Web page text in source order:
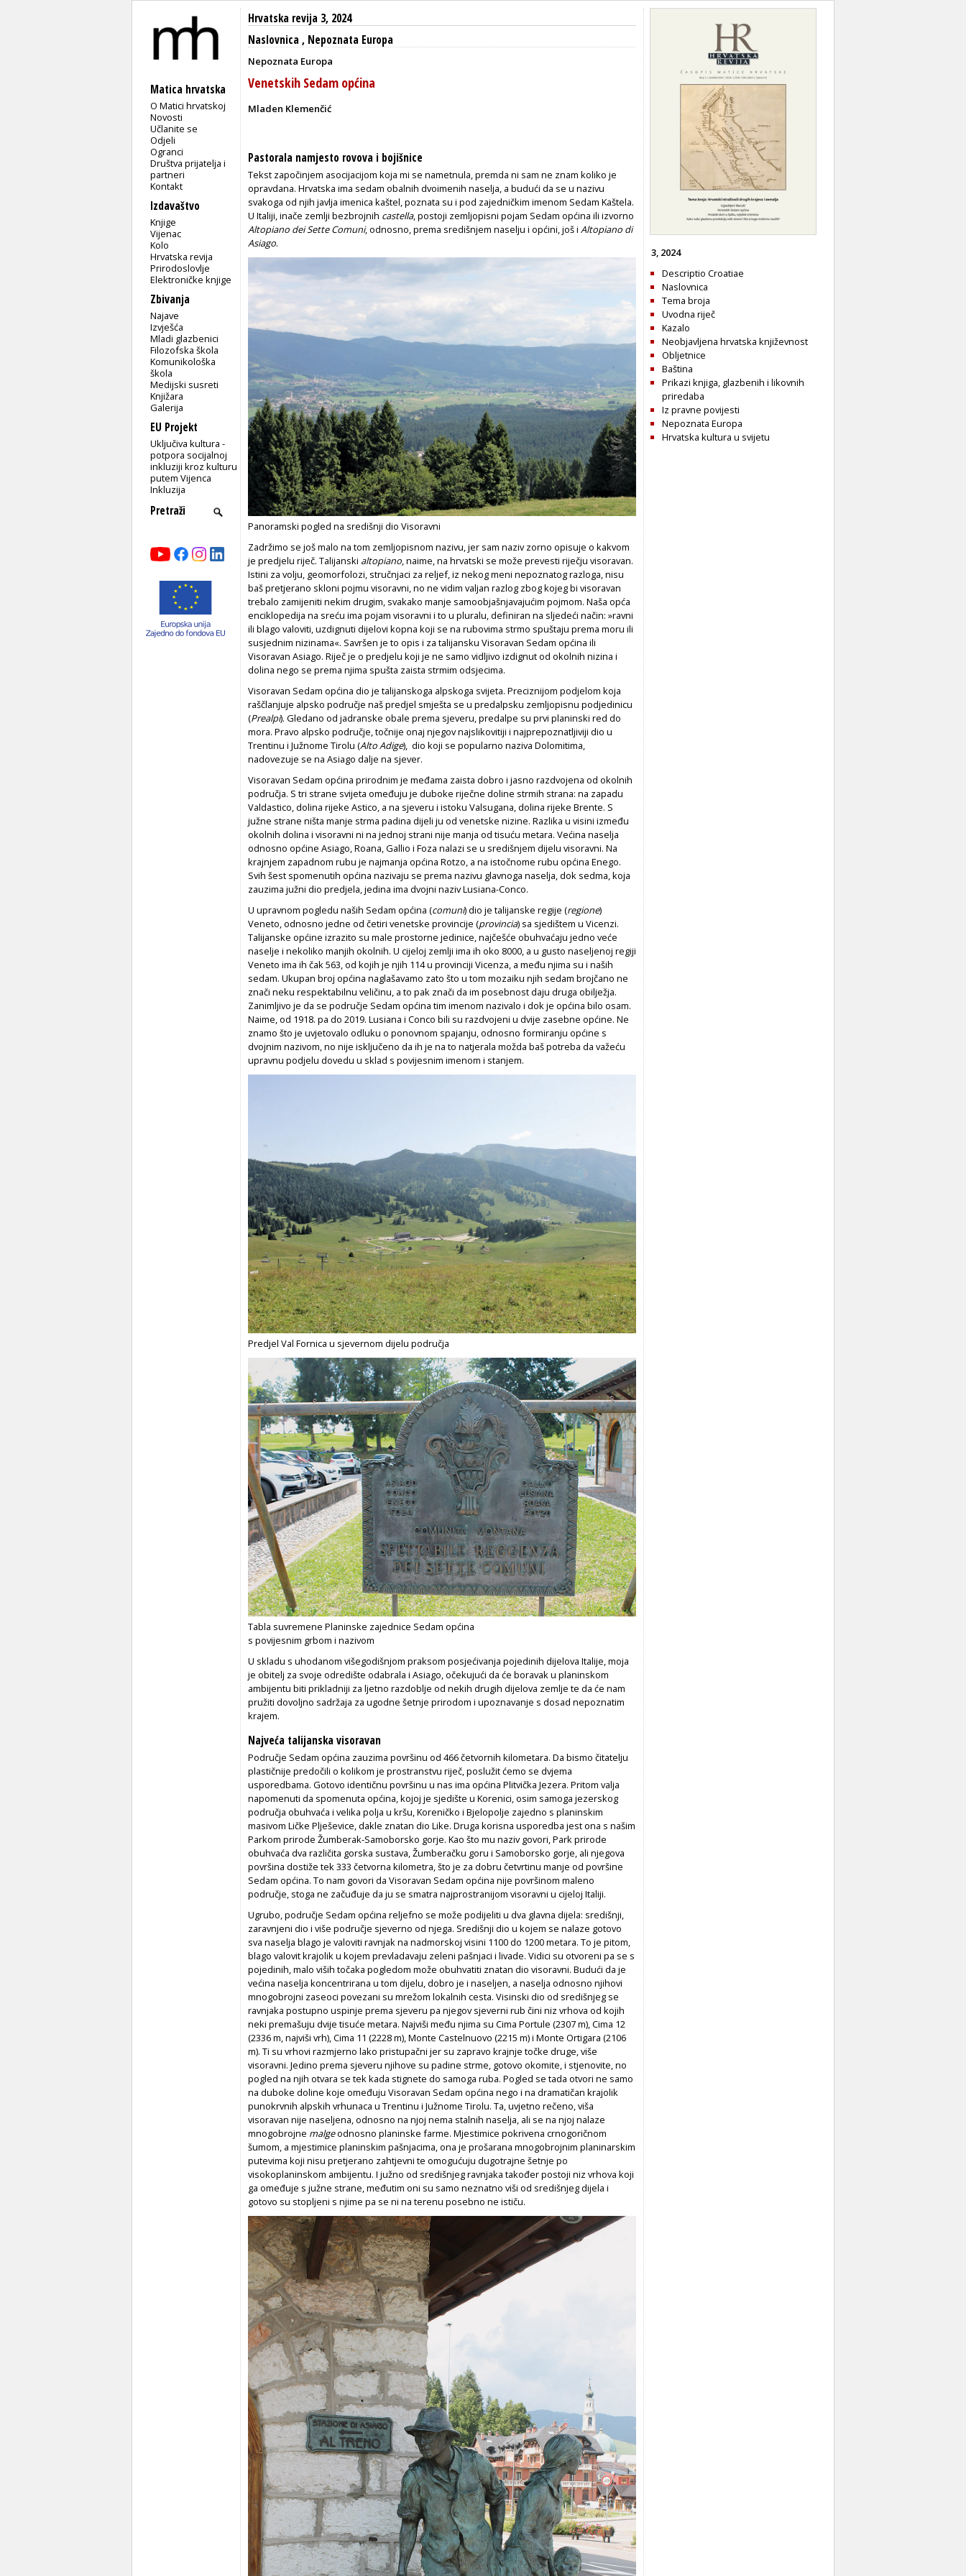
Matica hrvatska
O Matici hrvatskoj
Novosti
Učlanite se
Odjeli
Ogranci
Društva prijatelja i
partneri
Kontakt
Izdavaštvo
Knjige
Vijenac
Kolo
Hrvatska revija
Prirodoslovlje
Elektroničke knjige
Zbivanja
Najave
Izvješća
Mladi glazbenici
Filozofska škola
Komunikološka
škola
Medijski susreti
Knjižara
Galerija
EU Projekt
Uključiva kultura -
potpora socijalnoj
inkluziji kroz kulturu
putem Vijenca
Inkluzija
Hrvatska revija 3, 2024
Naslovnica , Nepoznata Europa
Nepoznata Europa
Venetskih Sedam općina
Mladen Klemenčić
Pastorala namjesto rovova i bojišnice
Tekst započinjem asocijacijom koja mi se nametnula, premda ni sam ne znam koliko je
opravdana. Hrvatska ima sedam obalnih dvoimenih naselja, a budući da se u nazivu
svakoga od njih javlja imenica kaštel, poznata su i pod zajedničkim imenom Sedam Kaštela.
U Italiji, inače zemlji bezbrojnih castella, postoji zemljopisni pojam Sedam općina ili izvorno
Altopiano dei Sette Comuni, odnosno, prema središnjem naselju i općini, još i Altopiano di
Asiago.
Panoramski pogled na središnji dio Visoravni
Zadržimo se još malo na tom zemljopisnom nazivu, jer sam naziv zorno opisuje o kakvom
je predjelu riječ. Talijanski altopiano , naime, na hrvatski se može prevesti riječju visoravan.
Istini za volju, geomorfolozi, stručnjaci za reljef, iz nekog meni nepoznatog razloga, nisu
baš pretjerano skloni pojmu visoravni, no ne vidim valjan razlog zbog kojeg bi visoravan
trebalo zamijeniti nekim drugim, svakako manje samoobjašnjavajućim pojmom. Naša opća
enciklopedija na sreću ima pojam visoravni i to u pluralu, definiran na sljedeći način: »ravni
ili blago valoviti, uzdignuti dijelovi kopna koji se na rubovima strmo spuštaju prema moru ili
susjednim nizinama«. Savršen je to opis i za talijansku Visoravan Sedam općina ili
Visoravan Asiago. Riječ je o predjelu koji je ne samo vidljivo izdignut od okolnih nizina i
dolina nego se prema njima spušta zaista strmim odsjecima.
Visoravan Sedam općina dio je talijanskoga alpskoga svijeta. Preciznijom podjelom koja
raščlanjuje alpsko područje naš predjel smješta se u predalpsku zemljopisnu podjedinicu
(Prealpi). Gledano od jadranske obale prema sjeveru, predalpe su prvi planinski red do
mora. Pravo alpsko područje, točnije onaj njegov najslikovitiji i najprepoznatljiviji dio u
Trentinu i Južnome Tirolu (Alto Adige), dio koji se popularno naziva Dolomitima,
nadovezuje se na Asiago dalje na sjever.
Visoravan Sedam općina prirodnim je međama zaista dobro i jasno razdvojena od okolnih
područja. S tri strane svijeta omeđuju je duboke riječne doline strmih strana: na zapadu
Valdastico, dolina rijeke Astico, a na sjeveru i istoku Valsugana, dolina rijeke Brente. S
južne strane ništa manje strma padina dijeli ju od venetske nizine. Razlika u visini između
okolnih dolina i visoravni ni na jednoj strani nije manja od tisuću metara. Većina naselja
odnosno općine Asiago, Roana, Gallio i Foza nalazi se u središnjem dijelu visoravni. Na
krajnjem zapadnom rubu je najmanja općina Rotzo, a na istočnome rubu općina Enego.
Svih šest spomenutih općina nazivaju se prema nazivu glavnoga naselja, dok sedma, koja
zauzima južni dio predjela, jedina ima dvojni naziv Lusiana-Conco.
U upravnom pogledu naših Sedam općina (comuni) dio je talijanske regije (regione)
Veneto, odnosno jedne od četiri venetske provincije (provincia) sa sjedištem u Vicenzi.
Talijanske općine izrazito su male prostorne jedinice, najčešće obuhvaćaju jedno veće
naselje i nekoliko manjih okolnih. U cijeloj zemlji ima ih oko 8000, a u gusto naseljenoj regiji
Veneto ima ih čak 563, od kojih je njih 114 u provinciji Vicenza, a među njima su i naših
sedam. Ukupan broj općina naglašavamo zato što u tom mozaiku njih sedam brojčano ne
znači neku respektabilnu veličinu, a to pak znači da im posebnost daju druga obilježja.
Zanimljivo je da se područje Sedam općina tim imenom nazivalo i dok je općina bilo osam.
Naime, od 1918. pa do 2019. Lusiana i Conco bili su razdvojeni u dvije zasebne općine. Ne
znamo što je uvjetovalo odluku o ponovnom spajanju, odnosno formiranju općine s
dvojnim nazivom, no nije isključeno da ih je na to natjerala možda baš potreba da važeću
upravnu podjelu dovedu u sklad s povijesnim imenom i stanjem.
Predjel Val Fornica u sjevernom dijelu područja
Tabla suvremene Planinske zajednice Sedam općina
s povijesnim grbom i nazivom
U skladu s uhodanom višegodišnjom praksom posjećivanja pojedinih dijelova Italije, moja
je obitelj za svoje odredište odabrala i Asiago, očekujući da će boravak u planinskom
ambijentu biti prikladniji za ljetno razdoblje od nekih drugih dijelova zemlje te da će nam
pružiti dovoljno sadržaja za ugodne šetnje prirodom i upoznavanje s dosad nepoznatim
krajem.
Najveća talijanska visoravan
Područje Sedam općina zauzima površinu od 466 četvornih kilometara. Da bismo čitatelju
plastičnije predočili o kolikom je prostranstvu riječ, poslužit ćemo se dvjema
usporedbama. Gotovo identičnu površinu u nas ima općina Plitvička Jezera. Pritom valja
napomenuti da spomenuta općina, kojoj je sjedište u Korenici, osim samoga jezerskog
područja obuhvaća i velika polja u kršu, Koreničko i Bjelopolje zajedno s planinskim
masivom Ličke Plješevice, dakle znatan dio Like. Druga korisna usporedba jest ona s našim
Parkom prirode Žumberak-Samoborsko gorje. Kao što mu naziv govori, Park prirode
obuhvaća dva različita gorska sustava, Žumberačku goru i Samoborsko gorje, ali njegova
površina dostiže tek 333 četvorna kilometra, što je za dobru četvrtinu manje od površine
Sedam općina. To nam govori da Visoravan Sedam općina nije površinom maleno
područje, stoga ne začuđuje da ju se smatra najprostranijom visoravni u cijeloj Italiji.
Ugrubo, područje Sedam općina reljefno se može podijeliti u dva glavna dijela: središnji,
zaravnjeni dio i više područje sjeverno od njega. Središnji dio u kojem se nalaze gotovo
sva naselja blago je valoviti ravnjak na nadmorskoj visini 1100 do 1200 metara. To je pitom,
blago valovit krajolik u kojem prevladavaju zeleni pašnjaci i livade. Vidici su otvoreni pa se s
pojedinih, malo viših točaka pogledom može obuhvatiti znatan dio visoravni. Budući da je
većina naselja koncentrirana u tom dijelu, dobro je i naseljen, a naselja odnosno njihovi
mnogobrojni zaseoci povezani su mrežom lokalnih cesta. Visinski dio od središnjeg se
ravnjaka postupno uspinje prema sjeveru pa njegov sjeverni rub čini niz vrhova od kojih
neki premašuju dvije tisuće metara. Najviši među njima su Cima Portule (2307 m), Cima 12
(2336 m, najviši vrh), Cima 11 (2228 m), Monte Castelnuovo (2215 m) i Monte Ortigara (2106
m). Ti su vrhovi razmjerno lako pristupačni jer su zapravo krajnje točke druge, više
visoravni. Jedino prema sjeveru njihove su padine strme, gotovo okomite, i stjenovite, no
pogled na njih otvara se tek kada stignete do samoga ruba. Pogled se tada otvori ne samo
na duboke doline koje omeđuju Visoravan Sedam općina nego i na dramatičan krajolik
punokrvnih alpskih vrhunaca u Trentinu i Južnome Tirolu. Ta, uvjetno rečeno, viša
visoravan nije naseljena, odnosno na njoj nema stalnih naselja, ali se na njoj nalaze
mnogobrojne malgeodnosno planinske farme. Mjestimice pokrivena crnogoričnom
šumom, a mjestimice planinskim pašnjacima, ona je prošarana mnogobrojnim planinarskim
putevima koji nisu pretjerano zahtjevni te omogućuju dugotrajne šetnje po
visokoplaninskom ambijentu. I južno od središnjeg ravnjaka također postoji niz vrhova koji
ga omeđuje s južne strane, međutim oni su samo neznatno viši od središnjeg dijela i
gotovo su stopljeni s njime pa se ni na terenu posebno ne ističu.
3, 2024
Descriptio Croatiae
Naslovnica
Tema broja
Uvodna riječ
Kazalo
Neobjavljena hrvatska književnost
Obljetnice
Baština
Prikazi knjiga, glazbenih i likovnih
priredaba
Iz pravne povijesti
Nepoznata Europa
Hrvatska kultura u svijetu